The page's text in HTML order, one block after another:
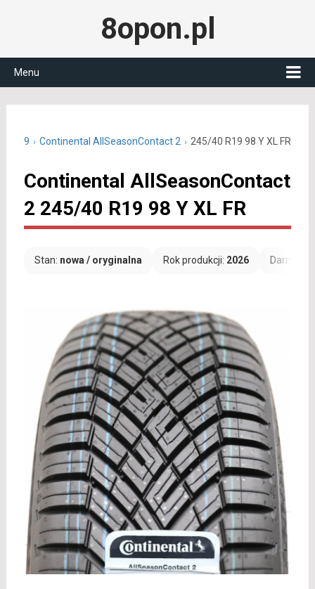
8opon.pl
Menu
R19 Continental AllSeasonContact 2 245/40 R19 98 Y XL FR
Continental AllSeasonContact
2 245/40 R19 98 Y XL FR
Stan: nowa / oryginalna Rok produkcji: 2026